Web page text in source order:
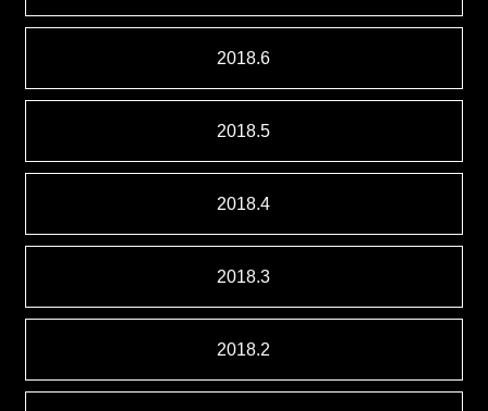
2018.6
2018.5
2018.4
2018.3
2018.2